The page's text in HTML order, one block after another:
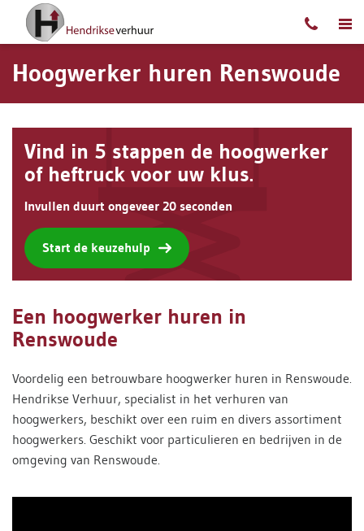
Ga naar content
Hoogwerker huren Renswoude
Vind in 5 stappen de hoogwerker
of heftruck voor uw klus.
Invullen duurt ongeveer 20 seconden
Start de keuzehulp
Een hoogwerker huren in
Renswoude
Voordelig een betrouwbare hoogwerker huren in Renswoude.
Hendrikse Verhuur, specialist in het verhuren van
hoogwerkers, beschikt over een ruim en divers assortiment
hoogwerkers. Geschikt voor particulieren en bedrijven in de
omgeving van Renswoude.